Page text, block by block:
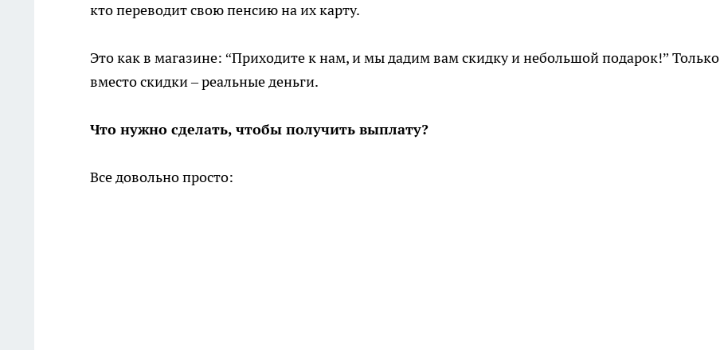
кто переводит свою пенсию на их карту.
Это как в магазине: “Приходите к нам, и мы дадим вам скидку и небольшой подарок!” Только
вместо скидки – реальные деньги.
Что нужно сделать, чтобы получить выплату?
Все довольно просто: